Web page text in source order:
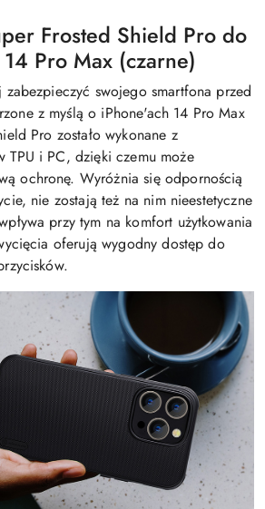
Frosted Shield Pro do
Pro Max (czarne)
zabezpieczyć swojego smartfona przed
z myślą o iPhone'ach 14 Pro Max
Pro zostało wykonane z
TPU i PC, dzięki czemu może
ochronę. Wyróżnia się odpornością
nie zostają też na nim nieestetyczne
przy tym na komfort użytkowania
oferują wygodny dostęp do